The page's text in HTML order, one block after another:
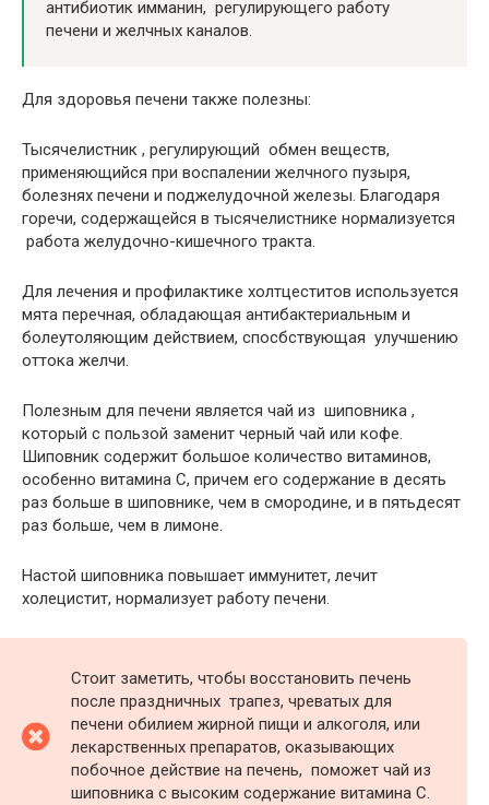
антибиотик имманин, регулирующего работу
печени и желчных каналов.
Для здоровья печени также полезны:
Тысячелистник , регулирующий обмен веществ,
применяющийся при воспалении желчного пузыря,
болезнях печени и поджелудочной железы. Благодаря
горечи, содержащейся в тысячелистнике нормализуется
работа желудочно-кишечного тракта.
Для лечения и профилактике холтцеститов используется
мята перечная, обладающая антибактериальным и
болеутоляющим действием, спосбствующая улучшению
оттока желчи.
Полезным для печени является чай из шиповника ,
который с пользой заменит черный чай или кофе.
Шиповник содержит большое количество витаминов,
особенно витамина С, причем его содержание в десять
раз больше в шиповнике, чем в смородине, и в пятьдесят
раз больше, чем в лимоне.
Настой шиповника повышает иммунитет, лечит
холецистит, нормализует работу печени.
Стоит заметить, чтобы восстановить печень
после праздничных трапез, чреватых для
печени обилием жирной пищи и алкоголя, или
лекарственных препаратов, оказывающих
побочное действие на печень, поможет чай из
шиповника с высоким содержание витамина С.